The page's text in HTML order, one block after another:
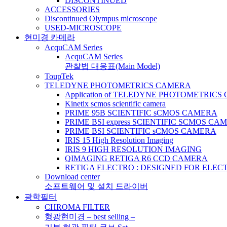
ACCESSORIES
Discontinued Olympus microscope
USED-MICROSCOPE
현미경 카메라
AcquCAM Series
AcquCAM Series
관찰법 대응표(Main Model)
ToupTek
TELEDYNE PHOTOMETRICS CAMERA
Application of TELEDYNE PHOTOMETRICS
Kinetix scmos scientific camera
PRIME 95B SCIENTIFIC sCMOS CAMERA
PRIME BSI express SCIENTIFIC SCMOS
PRIME BSI SCIENTIFIC sCMOS CAMERA
IRIS 15 High Resolution Imaging
IRIS 9 HIGH RESOLUTION IMAGING
QIMAGING RETIGA R6 CCD CAMERA
RETIGA ELECTRO : DESIGNED FOR
Download center
소프트웨어 및 설치 드라이버
광학필터
CHROMA FILTER
형광현미경 – best selling –